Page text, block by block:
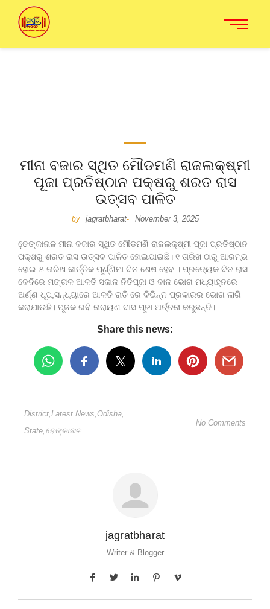
ମୀନା ବଜାର ସ୍ଥିତ ମୌଡମଣି ରାଜଲକ୍ଷ୍ମୀ
ପୂଜା ପ୍ରତିଷ୍ଠାନ ପକ୍ଷରୁ ଶରତ ରାସ
ଉତ୍ସବ ପାଳିତ
by jagratbharat- November 3, 2025
ଢେ଼ଙ୍କାନାଳ ମୀନା ବଜାର ସ୍ଥିତ ମୌଡମଣି ରାଜଲକ୍ଷ୍ମୀ ପୂଜା ପ୍ରତିଷ୍ଠାନ
ପକ୍ଷରୁ ଶରତ ରାସ ଉତ୍ସବ ପାଳିତ ହୋଇଯାଇଛି। ୧ ତାରିଖ ଠାରୁ ଆରମ୍ଭ
ହୋଇ ୫ ତାରିଖ କାର୍ତ୍ତିକ ପୂର୍ଣ୍ଣିମା ଦିନ ଶେଷ ହେବ । ପ୍ରତ୍ୟେକ ଦିନ ରାସ
ବେଦିରେ ମଙ୍ଗଳ ଆଳତି ସକାଳ ନିତିପୂଜା ଓ ବାଳ ଭୋଗ ମଧ୍ୟାହ୍ନରେ
ଅର୍ଣ୍ଣ ଧୂପ,ସନ୍ଧ୍ୟାରେ ଆଳତି ରାତି ରେ ବିଭିନ୍ନ ପ୍ରକାରର ଭୋଗ ଲାଗି
କରାଯାଉଛି। ପୂଜକ ରବି ନାରାୟଣ ଦାସ ପୂଜା ଅର୍ଚ୍ଚନା କରୁଛନ୍ତି।
Share this news:
District,Latest News,Odisha,
State, ଢେଙ୍କାନାଳ
No Comments
jagratbharat
Writer & Blogger